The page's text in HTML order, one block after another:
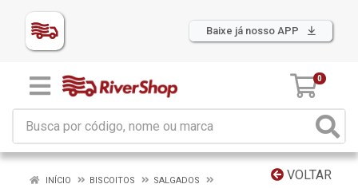
Baixe já nosso APP
0
VOLTAR
INÍCIO BISCOITOS
SALGADOS